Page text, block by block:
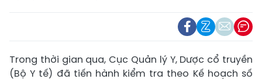
Trong thời gian qua, Cục Quản lý Y, Dược cổ truyền
(Bộ Y tế) đã tiến hành kiểm tra theo Kế hoạch số